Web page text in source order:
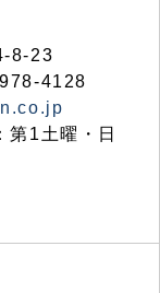
8-23
4128
1土曜・日